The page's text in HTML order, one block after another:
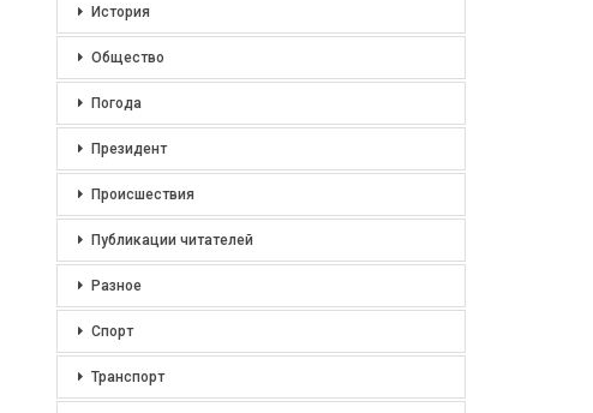
История
Общество
Погода
Президент
Происшествия
Публикации читателей
Разное
Спорт
Транспорт